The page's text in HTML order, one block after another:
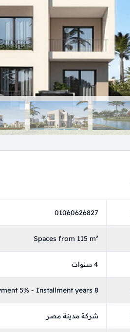
01060626827
Spaces from 115 m²
4 سنوات
5% - Installment years 8
شركة مدينة مصر